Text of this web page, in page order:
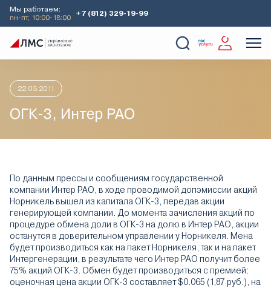
Мы работаем:
пн-пт, 10:00-18:00
+7 (812) 329-19-99
Главная Аналитика
22.03.2011
ОГК-3, Интер РАО
По данным прессы и сообщениям государственной
компании Интер РАО, в ходе проводимой допэмиссии акций
Норникель вышел из капитала ОГК-3, передав акции
генерирующей компании. До момента зачисления акций по
процедуре обмена доли в ОГК-3 на долю в Интер РАО, акции
останутся в доверительном управлении у Норникеля. Мена
будет производиться как на пакет Норникеля, так и на пакет
Интергенерации, в результате чего Интер РАО получит более
75% акций ОГК-3. Обмен будет производиться с премией:
оценочная цена акции ОГК-3 составляет $0.065 (1,87 руб.), на